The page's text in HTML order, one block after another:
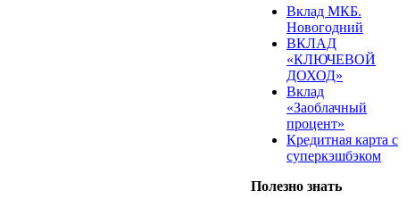
Вклад МКБ.
Новогодний
ВКЛАД
«КЛЮЧЕВОЙ
ДОХОД»
Вклад
«Заоблачный
процент»
Кредитная карта с
суперкэшбэком
Полезно знать